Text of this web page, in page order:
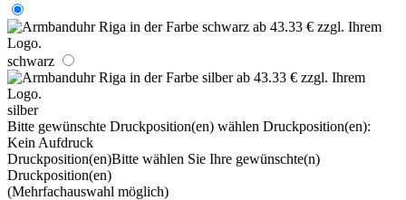
schwarz
silber
Bitte gewünschte Druckposition(en) wählen Druckposition(en):
Kein Aufdruck
Druckposition(en)Bitte wählen Sie Ihre gewünschte(n)
Druckposition(en)
(Mehrfachauswahl möglich)